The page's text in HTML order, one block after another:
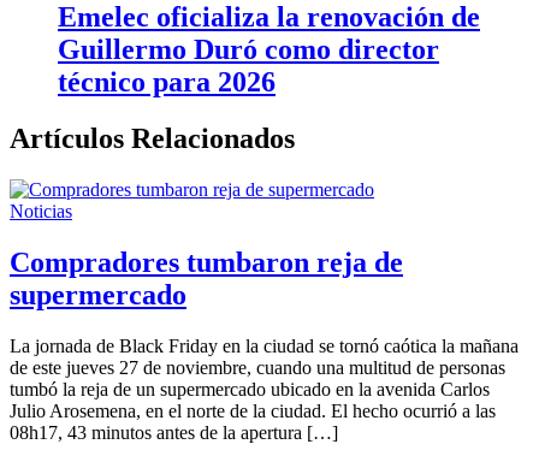
Emelec oficializa la renovación de
Guillermo Duró como director
técnico para 2026
Artículos Relacionados
Noticias
Compradores tumbaron reja de
supermercado
La jornada de Black Friday en la ciudad se tornó caótica la mañana
de este jueves 27 de noviembre, cuando una multitud de personas
tumbó la reja de un supermercado ubicado en la avenida Carlos
Julio Arosemena, en el norte de la ciudad. El hecho ocurrió a las
08h17, 43 minutos antes de la apertura […]